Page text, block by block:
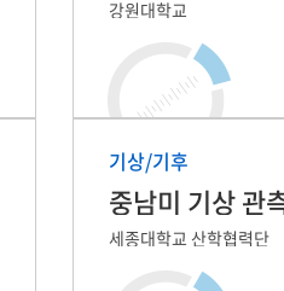
강원대학교
기상/기후
세종대학교 산학협력단